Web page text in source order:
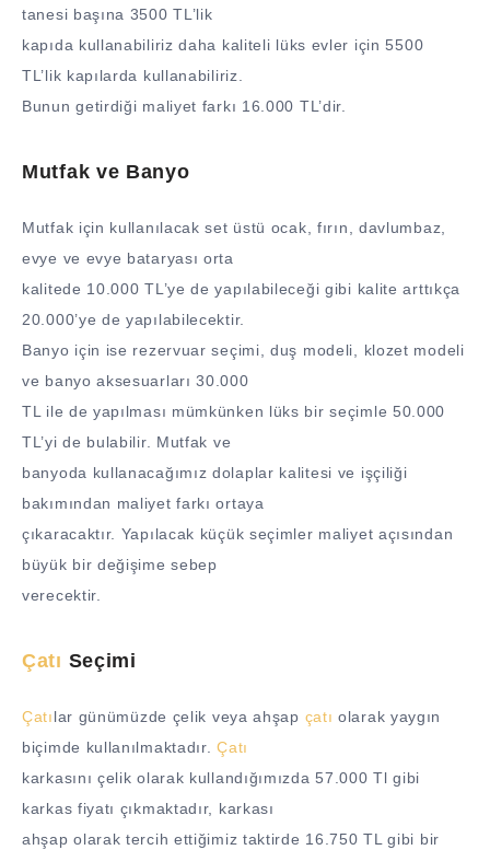
tanesi başına 3500 TL’lik
kapıda kullanabiliriz daha kaliteli lüks evler için 5500
TL’lik kapılarda kullanabiliriz.
Bunun getirdiği maliyet farkı 16.000 TL’dir.
Mutfak ve Banyo
Mutfak için kullanılacak set üstü ocak, fırın, davlumbaz,
evye ve evye bataryası orta
kalitede 10.000 TL’ye de yapılabileceği gibi kalite arttıkça
20.000’ye de yapılabilecektir.
Banyo için ise rezervuar seçimi, duş modeli, klozet modeli
ve banyo aksesuarları 30.000
TL ile de yapılması mümkünken lüks bir seçimle 50.000
TL’yi de bulabilir. Mutfak ve
banyoda kullanacağımız dolaplar kalitesi ve işçiliği
bakımından maliyet farkı ortaya
çıkaracaktır. Yapılacak küçük seçimler maliyet açısından
büyük bir değişime sebep
verecektir.
Çatı Seçimi
Çatılar günümüzde çelik veya ahşap çatı olarak yaygın
biçimde kullanılmaktadır.Çatı
karkasını çelik olarak kullandığımızda 57.000 Tl gibi
karkas fiyatı çıkmaktadır, karkası
ahşap olarak tercih ettiğimiz taktirde 16.750 TL gibi bir